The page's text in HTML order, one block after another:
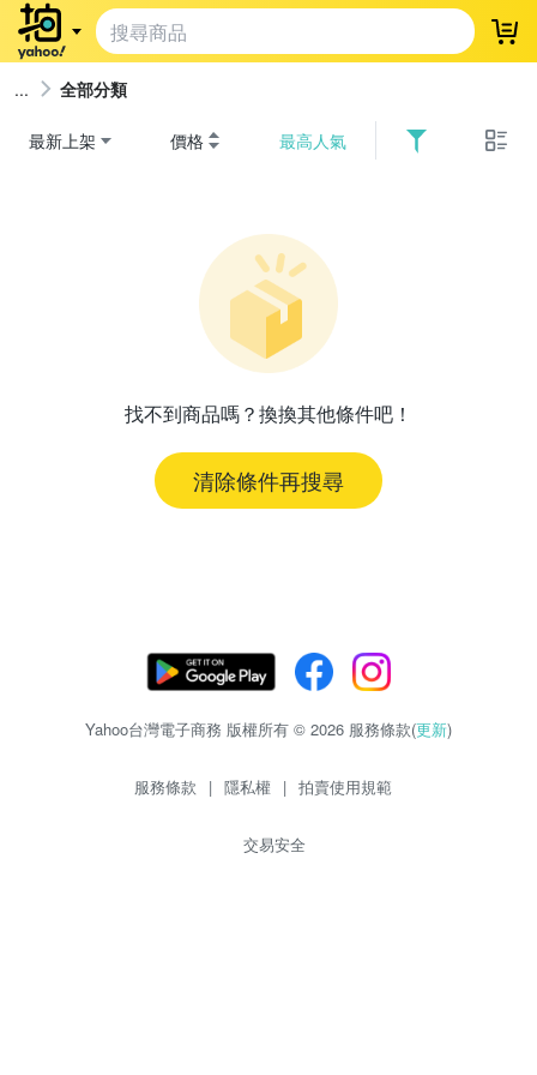
登
全部分類
最新上架 價格 最高人氣
找不到商品嗎？換換其他條件吧！
清除條件再搜尋
Yahoo台灣電子商務 版權所有 © 2026 服務條款(更新)
服務條款 | 隱私權 | 拍賣使用規範
交易安全